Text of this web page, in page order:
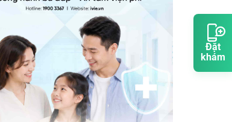
Đặt
khám